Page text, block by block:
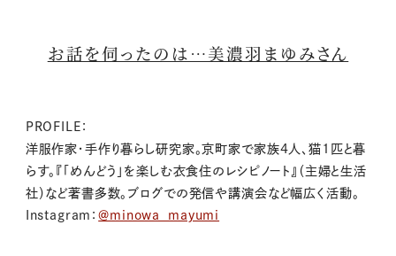
お話を伺ったのは…美濃羽まゆみさん
PROFILE：
洋服作家・手作り暮らし研究家。京町家で家族4人、猫1匹と暮
らす。『「めんどう」を楽しむ衣食住のレシピノート』（主婦と生活
社）など著書多数。ブログでの発信や講演会など幅広く活動。
Instagram：＠minowa_mayumi